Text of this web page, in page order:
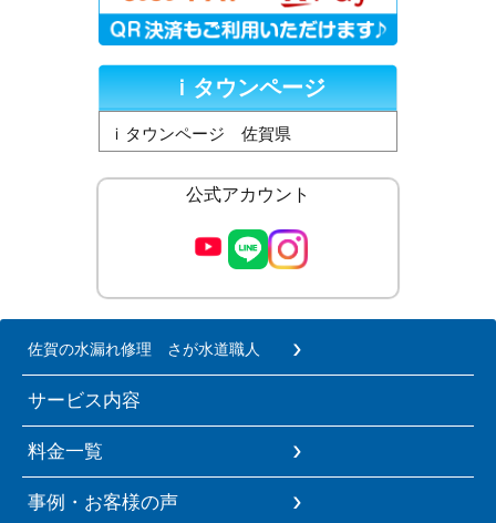
ｉタウンページ
ｉタウンページ 佐賀県
公式アカウント
佐賀の水漏れ修理 さが水道職人
サービス内容
料金一覧
事例・お客様の声